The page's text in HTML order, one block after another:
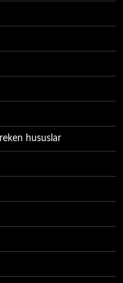
hususlar